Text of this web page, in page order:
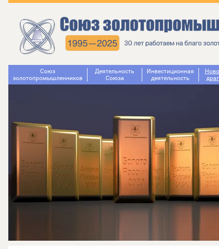
Союз
золотопромышленников
Деятельность
Cоюза
Инвестиционная
деятельность